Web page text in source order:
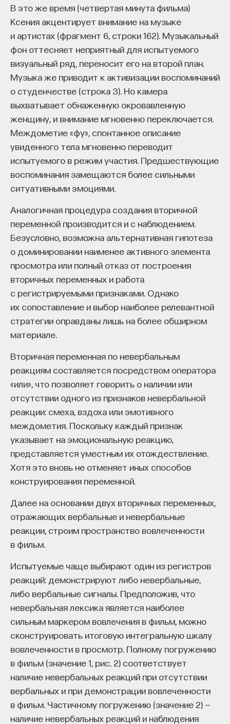
В это же время (четвертая минута фильма)
Ксения акцентирует внимание на музыке
и артистах (фрагмент 6, строки 162). Музыкальный
фон оттесняет неприятный для испытуемого
визуальный ряд, переносит его на второй план.
Музыка же приводит к активизации воспоминаний
о студенчестве (строка 3). Но камера
выхватывает обнаженную окровавленную
женщину, и внимание мгновенно переключается.
Междометие «фу», спонтанное описание
увиденного тела мгновенно переводит
испытуемого в режим участия. Предшествующие
воспоминания замещаются более сильными
ситуативными эмоциями.
Аналогичная процедура создания вторичной
переменной производится и с наблюдением.
Безусловно, возможна альтернативная гипотеза
о доминировании наименее активного элемента
просмотра или полный отказ от построения
вторичных переменных и работа
с регистрируемыми признаками. Однако
их сопоставление и выбор наиболее релевантной
стратегии оправданы лишь на более обширном
материале.
Вторичная переменная по невербальным
реакциям составляется посредством оператора
«или», что позволяет говорить о наличии или
отсутствии одного из признаков невербальной
реакции: смеха, вздоха или эмотивного
междометия. Поскольку каждый признак
указывает на эмоциональную реакцию,
представляется уместным их отождествление.
Хотя это вновь не отменяет иных способов
конструирования переменной.
Далее на основании двух вторичных переменных,
отражающих вербальные и невербальные
реакции, строим пространство вовлеченности
в фильм.
Испытуемые чаще выбирают один из регистров
реакций: демонстрируют либо невербальные,
либо вербальные сигналы. Предположив, что
невербальная лексика является наиболее
сильным маркером вовлечения в фильм, можно
сконструировать итоговую интегральную шкалу
вовлеченности в просмотр. Полному погружению
в фильм (значение 1, рис. 2) соответствует
наличие невербальных реакций при отсутствии
вербальных и при демонстрации вовлеченности
в фильм. Частичному погружению (значение 2) —
наличие невербальных реакций и наблюдения